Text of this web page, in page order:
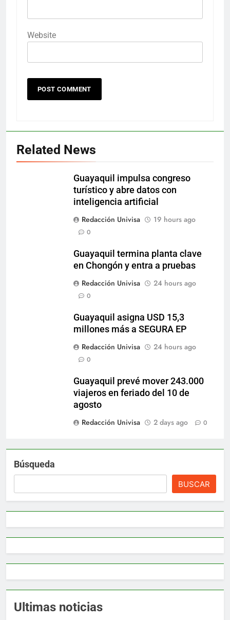
Website
Related News
Guayaquil impulsa congreso
turístico y abre datos con
inteligencia artificial
Redacción Univisa
19 hours ago
0
Guayaquil termina planta clave
en Chongón y entra a pruebas
Redacción Univisa
24 hours ago
0
Guayaquil asigna USD 15,3
millones más a SEGURA EP
Redacción Univisa
24 hours ago
0
Guayaquil prevé mover 243.000
viajeros en feriado del 10 de
agosto
Redacción Univisa
2 days ago 0
Búsqueda
BUSCAR
Ultimas noticias